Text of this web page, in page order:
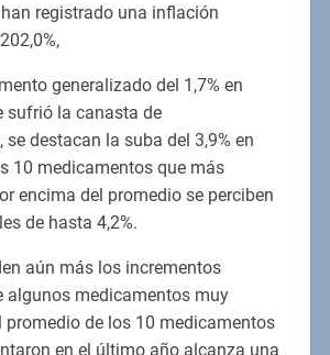
registrado una inflación
generalizado del 1,7% en
sufrió la canasta de
se destacan la suba del 3,9% en
10 medicamentos que más
encima del promedio se perciben
de hasta 4,2%.
aún más los incrementos
algunos medicamentos muy
promedio de los 10 medicamentos
en el último año alcanza una